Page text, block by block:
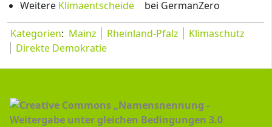
Weitere Klimaentscheide bei GermanZero
Kategorien: Mainz Rheinland-Pfalz
Klimaschutz
Direkte Demokratie